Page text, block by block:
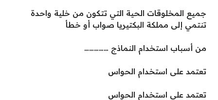
جميع المخلوقات الحية التي تتكون من خلية واحدة
تنتمي إلى مملكة البكتيريا صواب أو خطأ
من أسباب استخدام النماذج ……………
تعتمد على استخدام الحواس
تعتمد على استخدام الحواس